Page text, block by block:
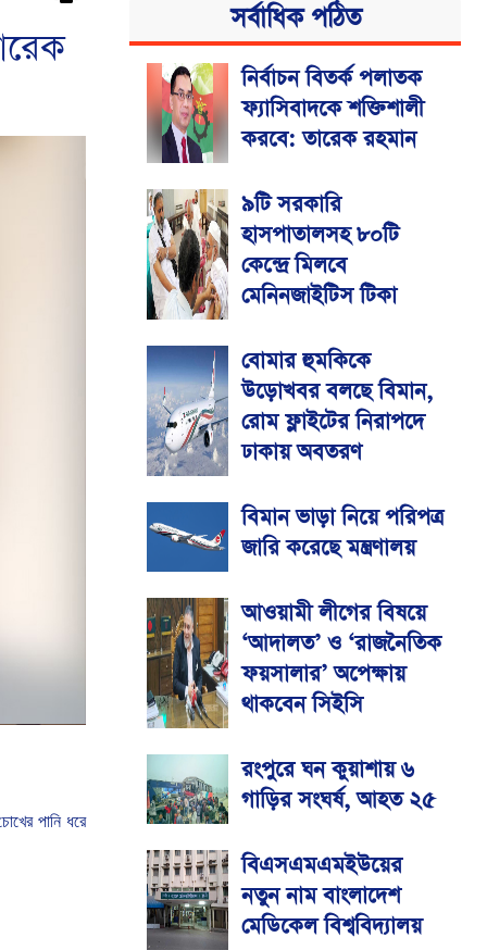
পানি ধরে
সর্বাধিক পঠিত
নির্বাচন বিতর্ক পলাতক
ফ্যাসিবাদকে শক্তিশালী
করবে: তারেক রহমান
৯টি সরকারি
হাসপাতালসহ ৮০টি
কেন্দ্রে মিলবে
মেনিনজাইটিস টিকা
বোমার হুমকিকে
উড়োখবর বলছে বিমান,
রোম ফ্লাইটের নিরাপদে
ঢাকায় অবতরণ
বিমান ভাড়া নিয়ে পরিপত্র
জারি করেছে মন্ত্রণালয়
আওয়ামী লীগের বিষয়ে
‘আদালত’ ও ‘রাজনৈতিক
ফয়সালার’ অপেক্ষায়
থাকবেন সিইসি
রংপুরে ঘন কুয়াশায় ৬
গাড়ির সংঘর্ষ, আহত ২৫
বিএসএমএমইউয়ের
নতুন নাম বাংলাদেশ
মেডিকেল বিশ্ববিদ্যালয়